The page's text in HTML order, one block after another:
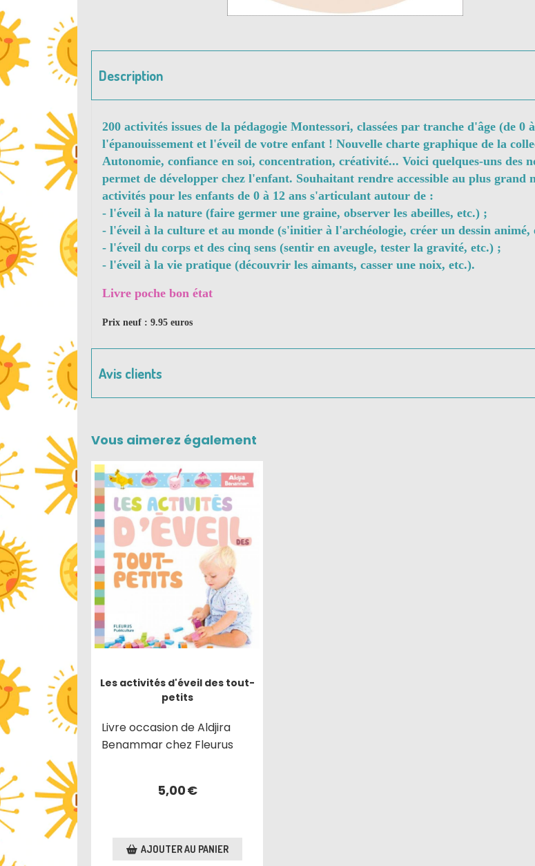
Description
200 activités issues de la pédagogie Montessori, classées par tranche d'âge (de
l'épanouissement et l'éveil de votre enfant ! Nouvelle charte graphique de la
Autonomie, confiance en soi, concentration, créativité... Voici quelques-uns des
permet de développer chez l'enfant. Souhaitant rendre accessible au plus grand
activités pour les enfants de 0 à 12 ans s'articulant autour de :
- l'éveil à la nature (faire germer une graine, observer les abeilles, etc.) ;
- l'éveil à la culture et au monde (s'initier à l'archéologie, créer un dessin animé,
- l'éveil du corps et des cinq sens (sentir en aveugle, tester la gravité, etc.) ;
- l'éveil à la vie pratique (découvrir les aimants, casser une noix, etc.).
Livre poche bon état
Prix neuf : 9.95 euros
Avis clients
Vous aimerez également
Les activités d'éveil des tout-
petits
Livre occasion de Aldjira
Benammar chez Fleurus
5,00€
AJOUTER AU PANIER